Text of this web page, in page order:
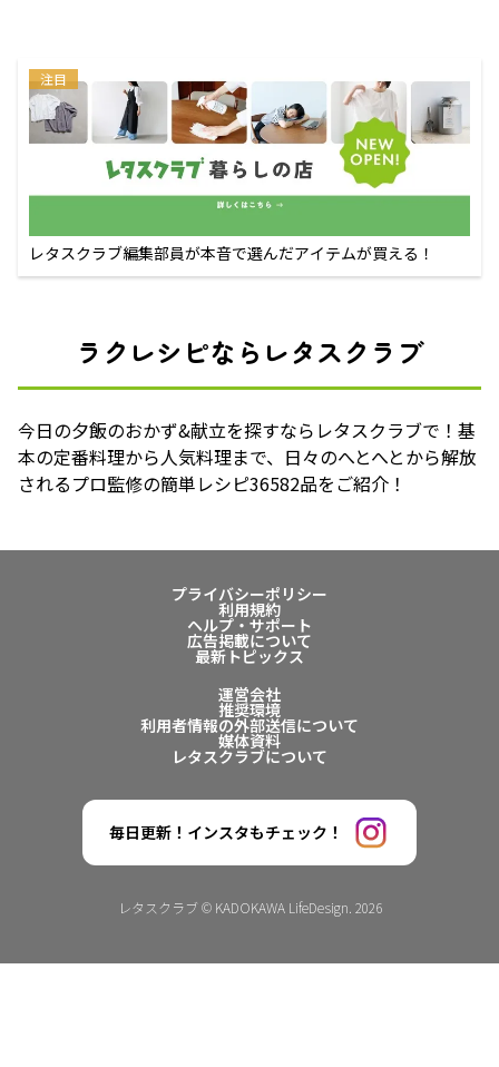
注目
レタスクラブ編集部員が本音で選んだアイテムが買える！
ラクレシピならレタスクラブ
今日の夕飯のおかず&献立を探すならレタスクラブで！基
本の定番料理から人気料理まで、日々のへとへとから解放
されるプロ監修の簡単レシピ36582品をご紹介！
プライバシーポリシー
利用規約
ヘルプ・サポート
広告掲載について
最新トピックス
運営会社
推奨環境
利用者情報の外部送信について
媒体資料
レタスクラブについて
毎日更新！インスタもチェック！
レタスクラブ © KADOKAWA LifeDesign. 2026